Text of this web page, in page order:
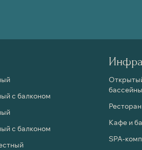
с балконом
с балконом
бассейны
Кафе и
SPA-